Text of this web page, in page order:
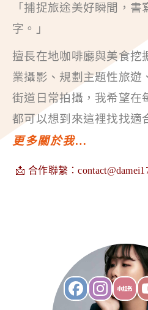
「捕捉旅途美好瞬間，書
字。」
擅長在地咖啡廳與美食挖
業攝影、規劃主題性旅遊
街道日常拍攝，我希望在
都可以想到來這裡找找適
更多關於我…
📩 合作聯繫：